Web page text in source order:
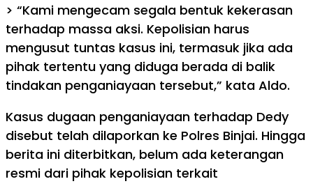
> “Kami mengecam segala bentuk kekerasan
terhadap massa aksi. Kepolisian harus
mengusut tuntas kasus ini, termasuk jika ada
pihak tertentu yang diduga berada di balik
tindakan penganiayaan tersebut,” kata Aldo.
Kasus dugaan penganiayaan terhadap Dedy
disebut telah dilaporkan ke Polres Binjai. Hingga
berita ini diterbitkan, belum ada keterangan
resmi dari pihak kepolisian terkait